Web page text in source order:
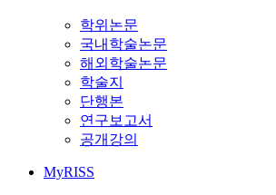
학위논문
국내학술논문
해외학술논문
학술지
단행본
연구보고서
공개강의
MyRISS